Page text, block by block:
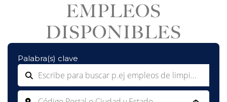
EMPLEOS
DISPONIBLES
Palabra(s) clave